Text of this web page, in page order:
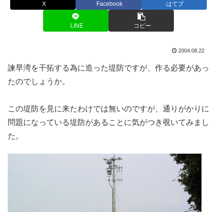
X Facebook はてブ
LINE コピー
2004.08.22
諫早湾を干拓する為に造った堤防ですが、作る必要があっ
たのでしょうか。
この堤防を見に来たわけでは無いのですが、通りがかりに
問題になっている堤防があることに気がつき覗いてみまし
た。